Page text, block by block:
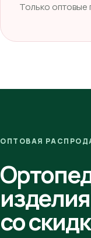
Только оптовые
ОПТОВАЯ
изделия
со